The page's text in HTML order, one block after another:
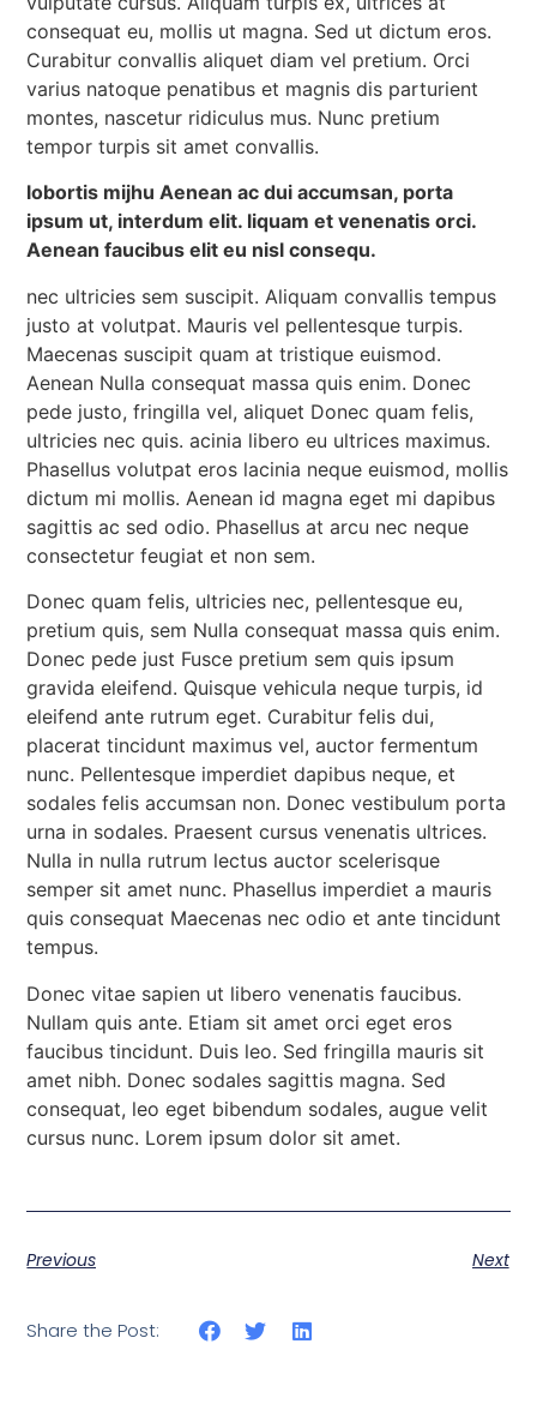
consequat eu, mollis ut magna. Sed ut dictum eros.
Curabitur convallis aliquet diam vel pretium. Orci
varius natoque penatibus et magnis dis parturient
montes, nascetur ridiculus mus. Nunc pretium
tempor turpis sit amet convallis.
lobortis mijhu Aenean ac dui accumsan, porta
ipsum ut, interdum elit. liquam et venenatis orci.
Aenean faucibus elit eu nisl consequ.
nec ultricies sem suscipit. Aliquam convallis tempus
justo at volutpat. Mauris vel pellentesque turpis.
Maecenas suscipit quam at tristique euismod.
Aenean Nulla consequat massa quis enim. Donec
pede justo, fringilla vel, aliquet Donec quam felis,
ultricies nec quis. acinia libero eu ultrices maximus.
Phasellus volutpat eros lacinia neque euismod, mollis
dictum mi mollis. Aenean id magna eget mi dapibus
sagittis ac sed odio. Phasellus at arcu nec neque
consectetur feugiat et non sem.
Donec quam felis, ultricies nec, pellentesque eu,
pretium quis, sem Nulla consequat massa quis enim.
Donec pede just Fusce pretium sem quis ipsum
gravida eleifend. Quisque vehicula neque turpis, id
eleifend ante rutrum eget. Curabitur felis dui,
placerat tincidunt maximus vel, auctor fermentum
nunc. Pellentesque imperdiet dapibus neque, et
sodales felis accumsan non. Donec vestibulum porta
urna in sodales. Praesent cursus venenatis ultrices.
Nulla in nulla rutrum lectus auctor scelerisque
semper sit amet nunc. Phasellus imperdiet a mauris
quis consequat Maecenas nec odio et ante tincidunt
tempus.
Donec vitae sapien ut libero venenatis faucibus.
Nullam quis ante. Etiam sit amet orci eget eros
faucibus tincidunt. Duis leo. Sed fringilla mauris sit
amet nibh. Donec sodales sagittis magna. Sed
consequat, leo eget bibendum sodales, augue velit
cursus nunc. Lorem ipsum dolor sit amet.
Previous Next
Share the Post: